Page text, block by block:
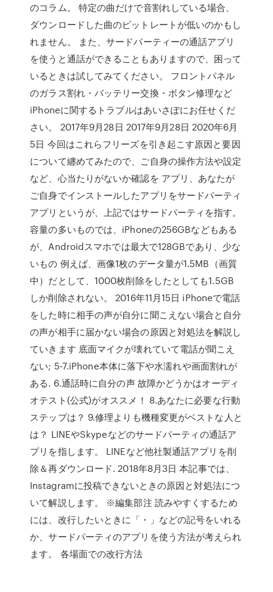
のコラム。 特定の曲だけで音割れしている場合、
ダウンロードした曲のビットレートが低いのかもし
れません。 また、サードパーティーの通話アプリ
を使うと通話ができることもありますので、困って
いるときは試してみてください。 フロントパネル
のガラス割れ・バッテリー交換・ボタン修理など
iPhoneに関するトラブルはあいさぽにお任せくだ
さい。 2017年9月28日 2017年9月28日 2020年6月
5日 今回はこれらフリーズを引き起こす原因と要因
について纏めてみたので、ご自身の操作方法や設定
など、心当たりがないか確認を アプリ、あなたが
ご自身でインストールしたアプリをサードパーティ
アプリというが、上記ではサードパーティを指す。
容量の多いものでは、iPhoneの256GBなどもある
が、Androidスマホでは最大で128GBであり、少な
いもの 例えば、画像1枚のデータ量が1.5MB（画質
中）だとして、1000枚削除をしたとしても1.5GB
しか削除されない。 2016年11月15日 iPhoneで電話
をした時に相手の声が自分に聞こえない場合と自分
の声が相手に届かない場合の原因と対処法を解説し
ていきます 底面マイクが壊れていて電話が聞こえ
ない; 5-7.iPhone本体に落下や水濡れや画面割れが
ある. 6.通話時に自分の声 故障かどうかはオーディ
オテスト(公式)がオススメ！ 8.あなたに必要な行動
ステップは？ 9.修理よりも機種変更がベストな人と
は？ LINEやSkypeなどのサードパーティの通話ア
プリを指します。 LINEなど他社製通話アプリを削
除＆再ダウンロード. 2018年8月3日 本記事では、
Instagramに投稿できないときの原因と対処法につ
いて解説します。 ※編集部注 読みやすくするため
には、改行したいときに「・」などの記号をいれる
か、サードパーティのアプリを使う方法が考えられ
ます。 各場面での改行方法